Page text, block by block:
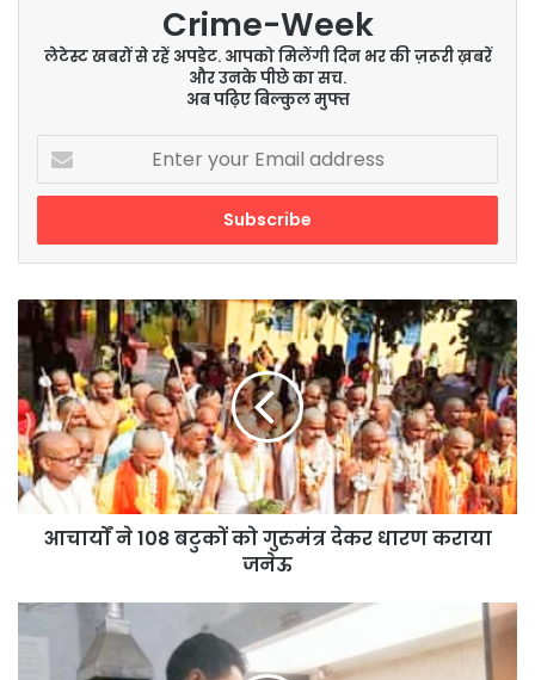
Crime-Week
लेटेस्ट खबरों से रहें अपडेट. आपको मिलेंगी दिन भर की ज़रूरी ख़बरें
और उनके पीछे का सच.
अब पढ़िए बिल्कुल मुफ्त
Enter
your
Email
आचार्यों
ने
108
बटुकों
को
गुरुमंत्र
देकर
धारण
कराया
जनेऊआचार्यों ने 108 बटुकों को गुरुमंत्र देकर धारण कराया
जनेऊ
तराई
की